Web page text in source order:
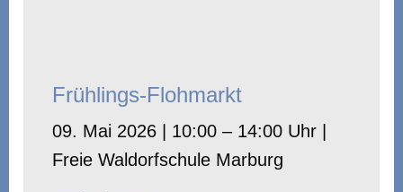
Frühlings-Flohmarkt
09. Mai 2026 | 10:00 – 14:00 Uhr |
Freie Waldorfschule Marburg